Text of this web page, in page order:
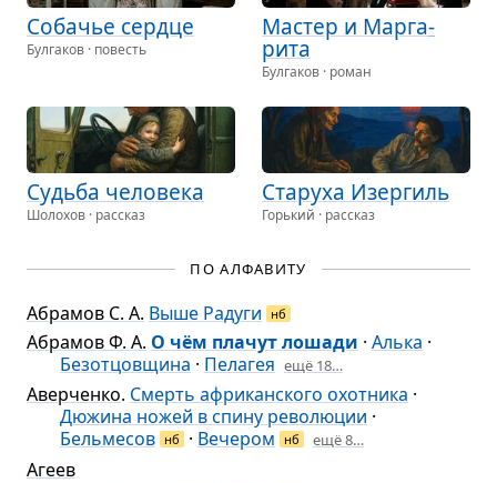
Соба­чье сердце
Булгаков · повесть
Мастер и Мар­га­
рита
Булгаков · роман
Судьба чело­века
Шолохов · рассказ
Ста­руха Изер­гиль
Горький · рассказ
ПО АЛФАВИТУ
Абрамов С. А. Выше Радуги нб
Абрамов Ф. А. О чём плачут лошади · Алька ·
Безотцовщина · Пелагея ещё 18…
Аверченко. Смерть африканского охотника ·
Дюжина ножей в спину революции ·
Бельмесов нб · Вечером нб ещё 8…
Агеев